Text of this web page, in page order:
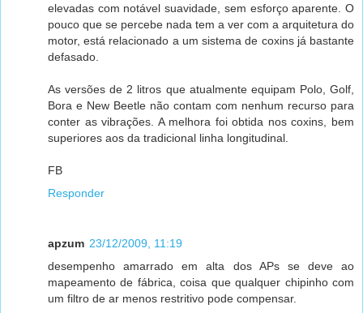
elevadas com notável suavidade, sem esforço aparente. O
pouco que se percebe nada tem a ver com a arquitetura do
motor, está relacionado a um sistema de coxins já bastante
defasado.
As versões de 2 litros que atualmente equipam Polo, Golf,
Bora e New Beetle não contam com nenhum recurso para
conter as vibrações. A melhora foi obtida nos coxins, bem
superiores aos da tradicional linha longitudinal.
FB
Responder
apzum 23/12/2009, 11:19
desempenho amarrado em alta dos APs se deve ao
mapeamento de fábrica, coisa que qualquer chipinho com
um filtro de ar menos restritivo pode compensar.